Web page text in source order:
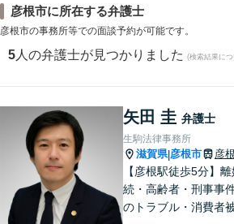
彦根市に所在する弁護士
彦根市の事務所等での面談予約が可能です。
5 人の弁護士が見つかりました (検索結果に
矢田 圭 弁護士
生駒法律事務所
滋賀県|彦根市 彦
【彦根駅徒歩5分】
続・高齢者・刑事事
のトラブル・消費者